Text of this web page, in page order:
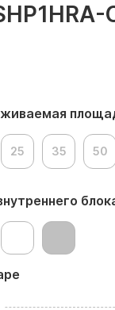
25 35 50